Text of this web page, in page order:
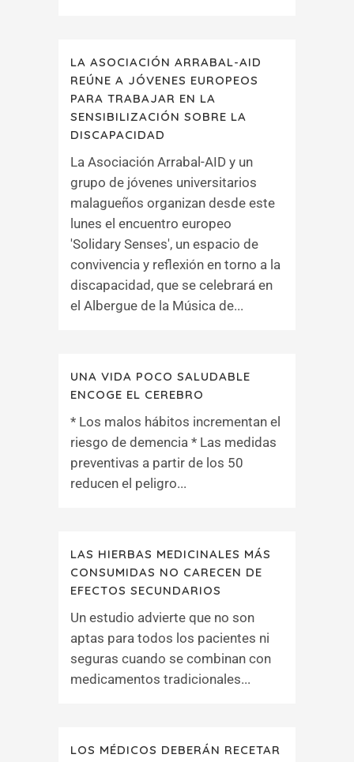
LA ASOCIACIÓN ARRABAL-AID
REÚNE A JÓVENES EUROPEOS
PARA TRABAJAR EN LA
SENSIBILIZACIÓN SOBRE LA
DISCAPACIDAD
La Asociación Arrabal-AID y un
grupo de jóvenes universitarios
malagueños organizan desde este
lunes el encuentro europeo
'Solidary Senses', un espacio de
convivencia y reflexión en torno a la
discapacidad, que se celebrará en
el Albergue de la Música de...
UNA VIDA POCO SALUDABLE
ENCOGE EL CEREBRO
* Los malos hábitos incrementan el
riesgo de demencia * Las medidas
preventivas a partir de los 50
reducen el peligro...
LAS HIERBAS MEDICINALES MÁS
CONSUMIDAS NO CARECEN DE
EFECTOS SECUNDARIOS
Un estudio advierte que no son
aptas para todos los pacientes ni
seguras cuando se combinan con
medicamentos tradicionales...
LOS MÉDICOS DEBERÁN RECETAR